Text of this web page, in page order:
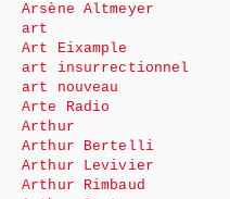
Arsène Altmeyer
art
Art Eixample
art insurrectionnel
art nouveau
Arte Radio
Arthur
Arthur Bertelli
Arthur Levivier
Arthur Rimbaud